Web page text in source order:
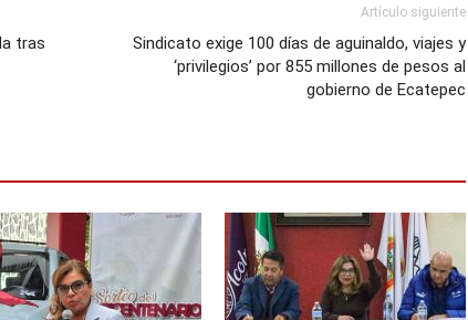
tras
Artículo siguiente
Sindicato exige 100 días de aguinaldo, viajes y
‘privilegios’ por 855 millones de pesos al
gobierno de Ecatepec